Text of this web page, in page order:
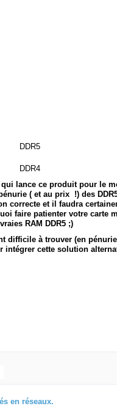
qui lance ce produit pour le
( et au prix !) des
correcte et il faudra
faire patienter votre carte
RAM DDR5 ;)
difficile à trouver (en
intégrer cette solution
en réseaux.